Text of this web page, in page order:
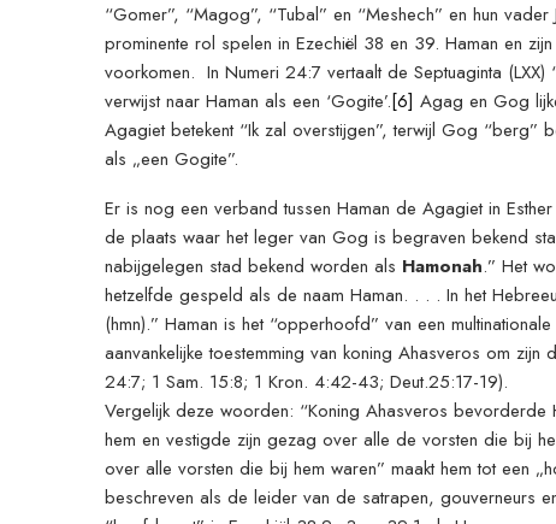
“Gomer”, “Magog”, “Tubal” en “Meshech” en hun
prominente rol spelen in Ezechiël 38 en 39. Haman en
voorkomen. In Numeri 24:7 vertaalt de Septuaginta
verwijst naar Haman als een ‘Gogite’.[6] Agag en Gog
Agagiet betekent “Ik zal overstijgen”, terwijl Gog “berg”
als „een Gogite”.
Er is nog een verband tussen Haman de Agagiet in
de plaats waar het leger van Gog is begraven bekend
nabijgelegen stad bekend worden als Hamonah.” Het
hetzelfde gespeld als de naam Haman. . . . In het
(hmn).” Haman is het “opperhoofd” van een
aanvankelijke toestemming van koning Ahasveros om
24:7; 1 Sam. 15:8; 1 Kron. 4:42-43; Deut.25:17-19).
Vergelijk deze woorden: “Koning Ahasveros
hem en vestigde zijn gezag over alle de vorsten die bij
over alle vorsten die bij hem waren” maakt hem tot een
beschreven als de leider van de satrapen, gouverneurs